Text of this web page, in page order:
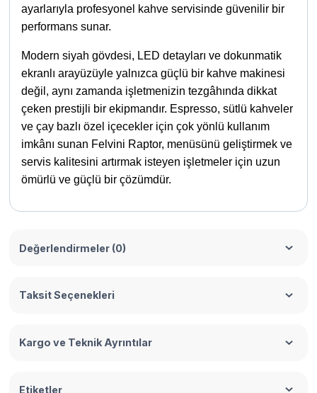
ayarlarıyla profesyonel kahve servisinde güvenilir bir
performans sunar.
Modern siyah gövdesi, LED detayları ve dokunmatik
ekranlı arayüzüyle yalnızca güçlü bir kahve makinesi
değil, aynı zamanda işletmenizin tezgâhında dikkat
çeken prestijli bir ekipmandır. Espresso, sütlü kahveler
ve çay bazlı özel içecekler için çok yönlü kullanım
imkânı sunan Felvini Raptor, menüsünü geliştirmek ve
servis kalitesini artırmak isteyen işletmeler için uzun
ömürlü ve güçlü bir çözümdür.
Değerlendirmeler (0)
Taksit Seçenekleri
Kargo ve Teknik Ayrıntılar
Etiketler